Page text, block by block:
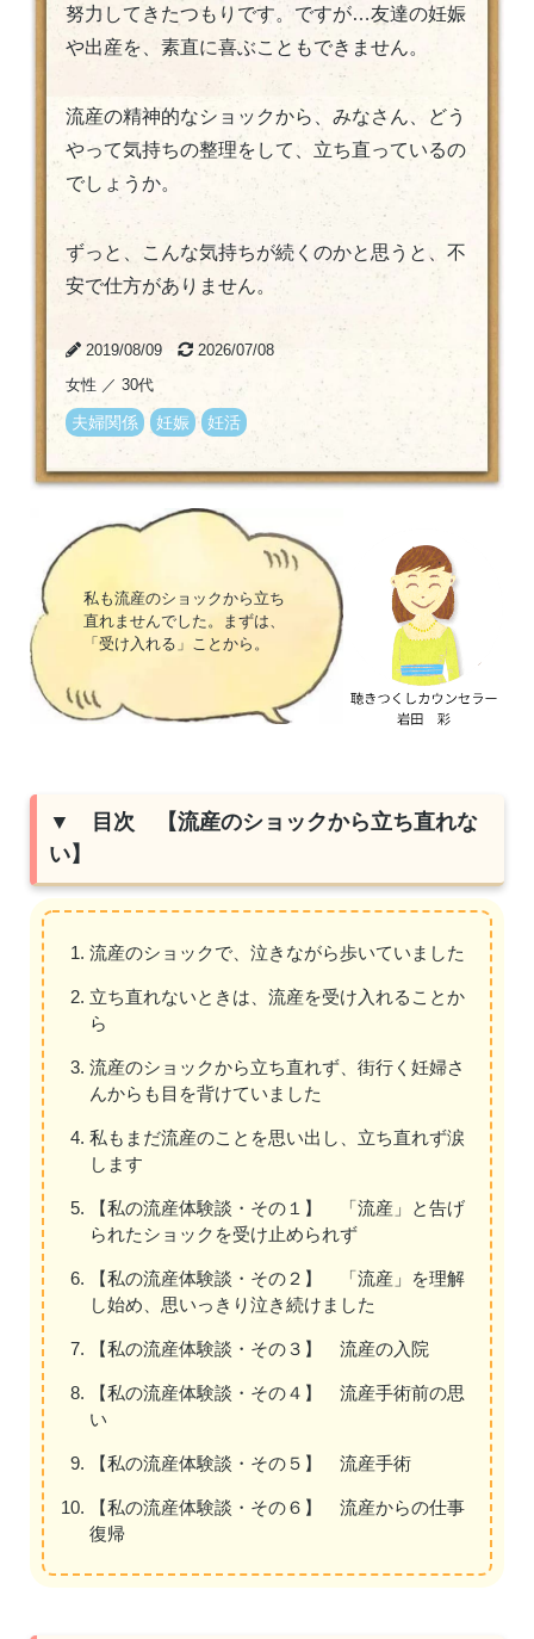
努力してきたつもりです。ですが…友達の妊娠
や出産を、素直に喜ぶこともできません。
流産の精神的なショックから、みなさん、どう
やって気持ちの整理をして、立ち直っているの
でしょうか。
ずっと、こんな気持ちが続くのかと思うと、不
安で仕方がありません。
2019/08/09
2026/07/08
女性 ／ 30代
夫婦関係 妊娠 妊活
私も流産のショックから立ち
直れませんでした。まずは、
「受け入れる」ことから。
▼ 目次 【流産のショックから立ち直れな
い】
流産のショックで、泣きながら歩いていました
立ち直れないときは、流産を受け入れることか
ら
流産のショックから立ち直れず、街行く妊婦さ
んからも目を背けていました
私もまだ流産のことを思い出し、立ち直れず涙
します
【私の流産体験談・その１】 「流産」と告げ
られたショックを受け止められず
【私の流産体験談・その２】 「流産」を理解
し始め、思いっきり泣き続けました
【私の流産体験談・その３】 流産の入院
【私の流産体験談・その４】 流産手術前の思
い
【私の流産体験談・その５】 流産手術
【私の流産体験談・その６】 流産からの仕事
復帰